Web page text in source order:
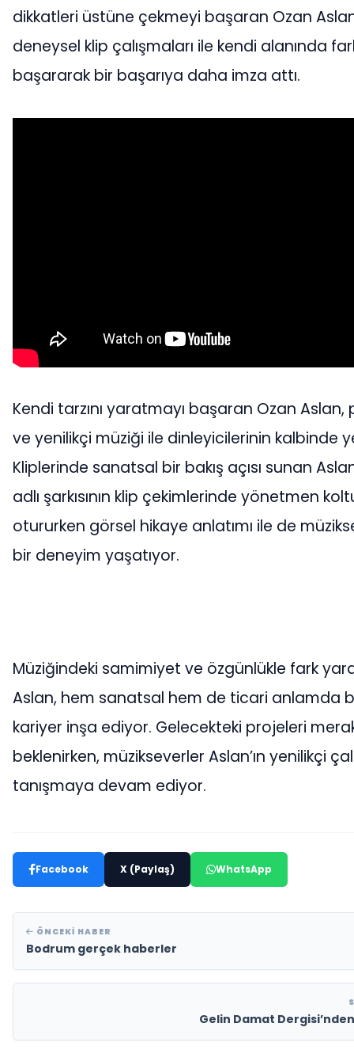
dikkatleri üstüne çekmeyi başaran Ozan
deneysel klip çalışmaları ile kendi alanında
başararak bir başarıya daha imza attı.
Kendi tarzını yaratmayı başaran Ozan
ve yenilikçi müziği ile dinleyicilerinin kalbinde
Kliplerinde sanatsal bir bakış açısı sunan
adlı şarkısının klip çekimlerinde yönetmen
otururken görsel hikaye anlatımı ile de
bir deneyim yaşatıyor.
Müziğindeki samimiyet ve özgünlükle fark
Aslan, hem sanatsal hem de ticari anlamda
kariyer inşa ediyor. Gelecekteki projeleri
beklenirken, müzikseverler Aslan’ın yenilikçi
tanışmaya devam ediyor.
Facebook X (Paylaş) WhatsApp
ÖNCEKI HABER
Bodrum gerçek haberler
Gelin Damat